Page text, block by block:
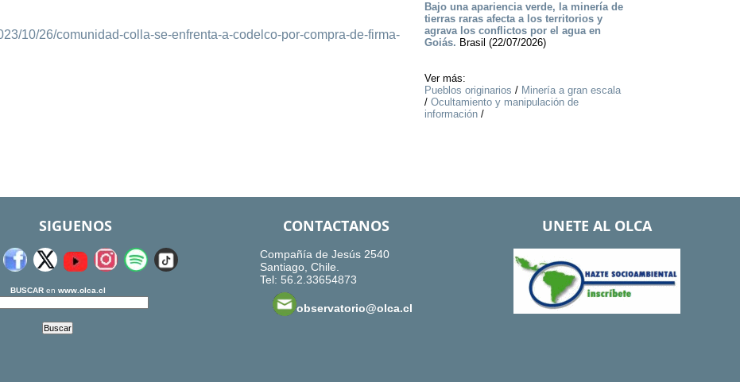
10/26/comunidad-colla-se-enfrenta-a-codelco-por-compra-de-firma-
Bajo una apariencia verde, la minería de
tierras raras afecta a los territorios y
agrava los conflictos por el agua en
Goiás. Brasil (22/07/2026)
Ver más:
Pueblos originarios / Minería a gran escala
/ Ocultamiento y manipulación de
información/
SIGUENOS
BUSCARen www.olca.cl
CONTACTANOS
Compañía de Jesús 2540
Santiago, Chile.
Tel: 56.2.33654873
observatorio@olca.cl
UNETE AL OLCA